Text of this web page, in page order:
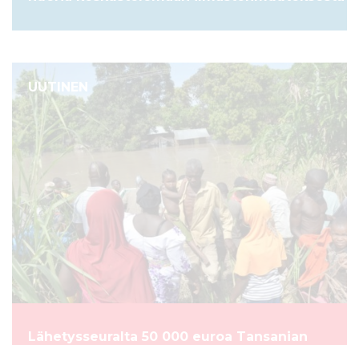
UUTINEN
Lähetysseuralta 50 000 euroa Tansanian